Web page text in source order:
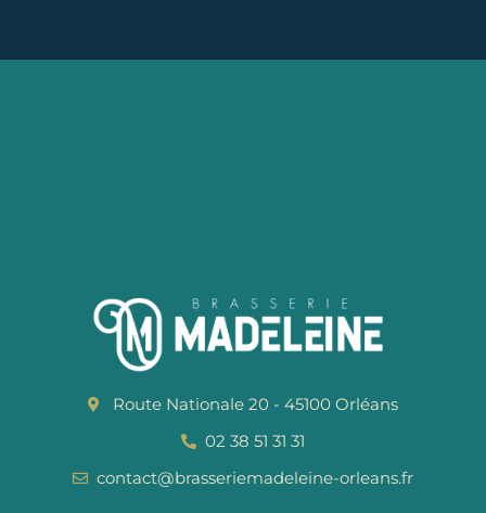
Route Nationale 20 - 45100 Orléans
02 38 51 31 31
contact@brasseriemadeleine-orleans.fr